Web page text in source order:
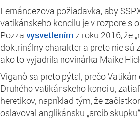
Fernándezova požiadavka, aby
vatikánskeho koncilu je v rozpore s
Pozza vysvetlením z roku 2016, že
doktrinálny charakter a preto nie sú
ako to vyjadrila novinárka Maike
Viganò sa preto pýtal, prečo Vatikán
Druhého vatikánskeho koncilu,
heretikov, napríklad tým, že
oslavoval anglikánsku